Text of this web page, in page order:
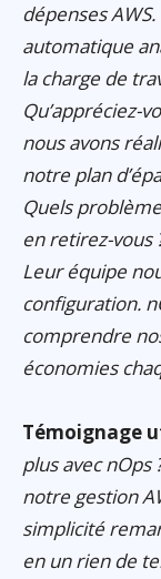
dépenses
automatique
la charge de
Qu’appréciez-
nous avons
notre plan
Quels
en retirez-vous
Leur équipe
configuration.
comprendre
économies
Témoignage
plus avec
notre gestion
simplicité
en un rien de